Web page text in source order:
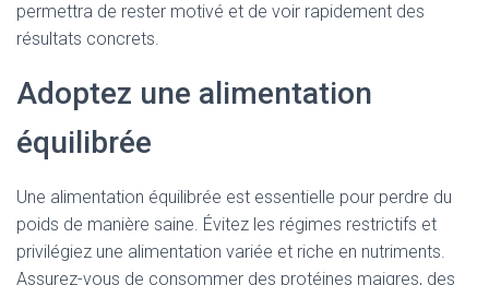
permettra de rester motivé et de voir rapidement des
résultats concrets.
Adoptez une alimentation
équilibrée
Une alimentation équilibrée est essentielle pour perdre du
poids de manière saine. Évitez les régimes restrictifs et
privilégiez une alimentation variée et riche en nutriments.
Assurez-vous de consommer des protéines maigres, des